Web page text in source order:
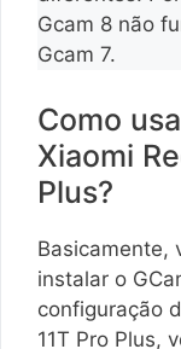
Gcam 8 não
Gcam 7.
Como
Xiaomi
Plus?
Basicamente,
instalar o
configuração
11T Pro Plus,